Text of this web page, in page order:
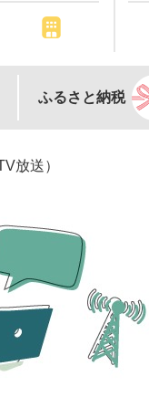
ふるさと納税
放送）